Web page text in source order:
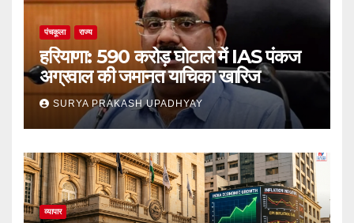
पंचकूला राज्य
हरियाणा: 590 करोड़ घोटाले में IAS पंकज
अग्रवाल की जमानत याचिका खारिज
SURYA PRAKASH UPADHYAY
व्यापार